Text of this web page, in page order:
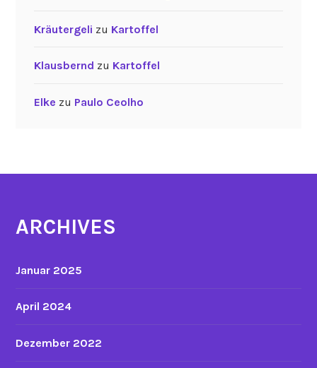
Kräutergeli zu Kartoffel
Klausbernd zu Kartoffel
Elke zu Paulo Ceolho
ARCHIVES
Januar 2025
April 2024
Dezember 2022